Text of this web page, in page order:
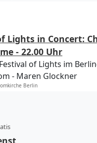
Lights in Concert:
- 22.00 Uhr
of Lights im
Maren Glockner
Berlin